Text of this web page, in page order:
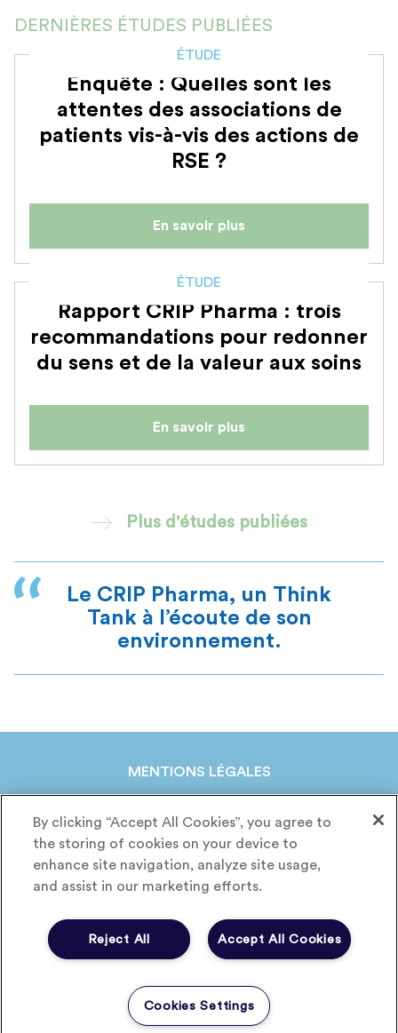
DERNIÈRES ÉTUDES PUBLIÉES
ÉTUDE
Enquête : Quelles sont les
attentes des associations de
patients vis-à-vis des actions de
RSE ?
En savoir plus
ÉTUDE
Rapport CRIP Pharma : trois
recommandations pour redonner
du sens et de la valeur aux soins
En savoir plus
Plus d'études publiées
Le CRIP Pharma, un Think
Tank à l’écoute de son
environnement.
MENTIONS LÉGALES
CHARTE COOKIES
CRÉDITS
linkedin X
CONTACTEZ-NOUS
By clicking “Accept All Cookies”, you agree to
the storing of cookies on your device to
enhance site navigation, analyze site usage,
and assist in our marketing efforts.
Accept All Cookies
Reject All
Cookies Settings